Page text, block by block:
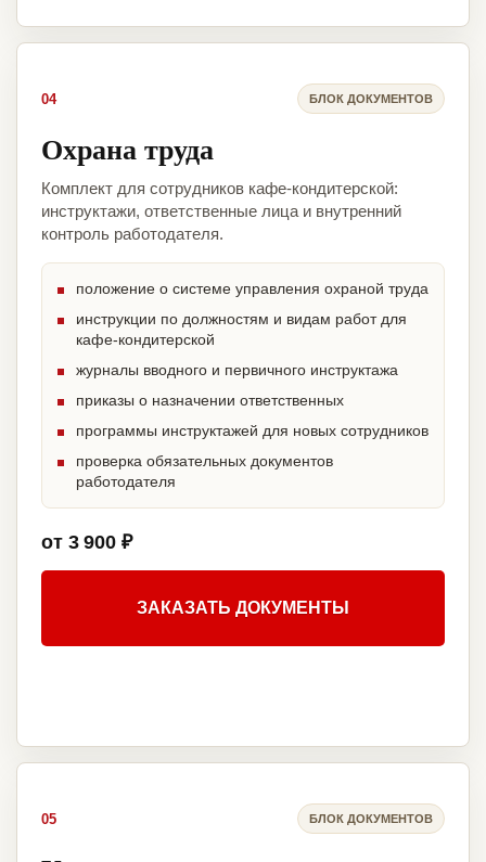
04 БЛОК ДОКУМЕНТОВ
Охрана труда
Комплект для сотрудников кафе-кондитерской:
инструктажи, ответственные лица и внутренний
контроль работодателя.
положение о системе управления охраной труда
инструкции по должностям и видам работ для
кафе-кондитерской
журналы вводного и первичного инструктажа
приказы о назначении ответственных
программы инструктажей для новых сотрудников
проверка обязательных документов
работодателя
от 3 900 ₽
ЗАКАЗАТЬ ДОКУМЕНТЫ
05 БЛОК ДОКУМЕНТОВ